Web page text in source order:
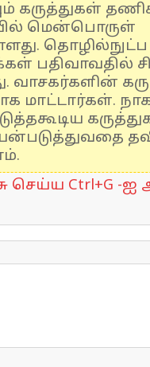
கருத்துகள்
மென்பொருள்
பதிவாவதில்
வாசகர்களின்
மாட்டார்கள்.
செய்ய Ctrl+G -ஐ